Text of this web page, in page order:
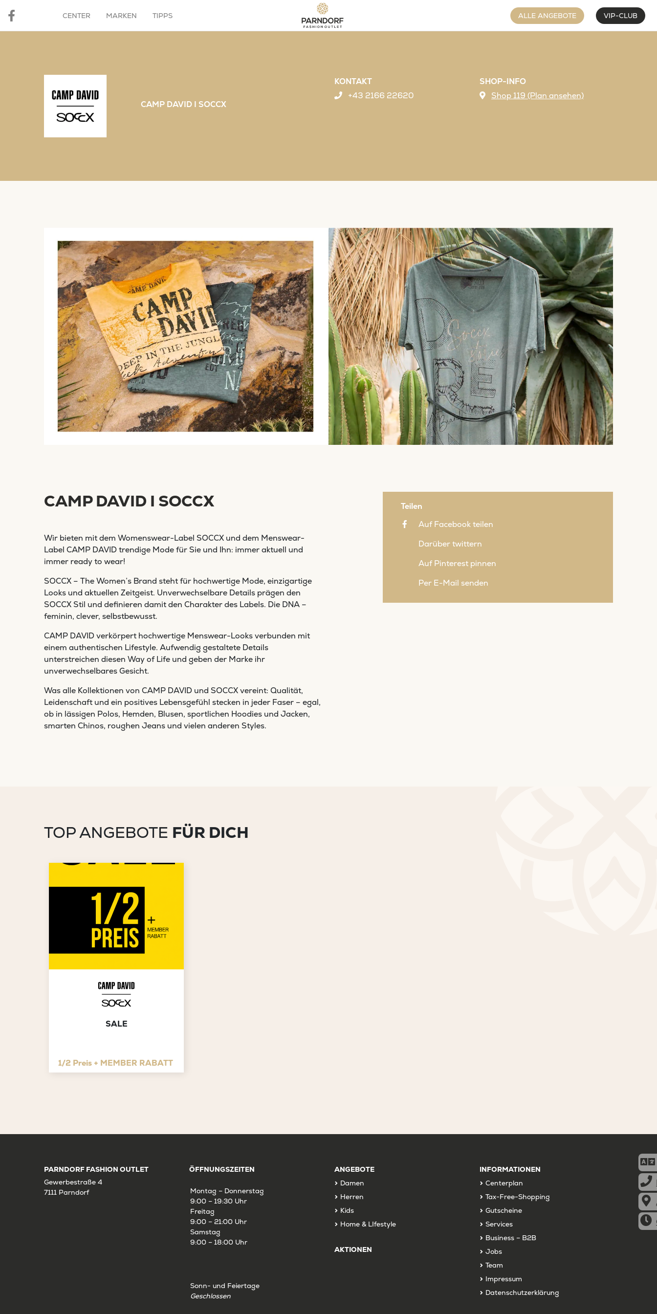
CENTER MARKEN TIPPS ALLE ANGEBOTE VIP-CLUB
CAMP DAVID I SOCCX
KONTAKT
+43 2166 22620
SHOP-INFO
Shop 119 (Plan ansehen)
CAMP DAVID I SOCCX
Wir bieten mit dem Womenswear-Label SOCCX und dem Menswear-
Label CAMP DAVID trendige Mode für Sie und Ihn: immer aktuell und
immer ready to wear!
SOCCX – The Women’s Brand steht für hochwertige Mode, einzigartige
Looks und aktuellen Zeitgeist. Unverwechselbare Details prägen den
SOCCX Stil und definieren damit den Charakter des Labels. Die DNA –
feminin, clever, selbstbewusst.
CAMP DAVID verkörpert hochwertige Menswear-Looks verbunden mit
einem authentischen Lifestyle. Aufwendig gestaltete Details
unterstreichen diesen Way of Life und geben der Marke ihr
unverwechselbares Gesicht.
Was alle Kollektionen von CAMP DAVID und SOCCX vereint: Qualität,
Leidenschaft und ein positives Lebensgefühl stecken in jeder Faser – egal,
ob in lässigen Polos, Hemden, Blusen, sportlichen Hoodies und Jacken,
smarten Chinos, roughen Jeans und vielen anderen Styles.
Teilen
Auf Facebook teilen
Darüber twittern
Auf Pinterest pinnen
Per E-Mail senden
TOP ANGEBOTE FÜR DICH
SALE
1/2 Preis + MEMBER RABATT
PARNDORF FASHION OUTLET
Gewerbestraße 4
7111 Parndorf
ÖFFNUNGSZEITEN
Montag – Donnerstag
9:00 – 19:30 Uhr
Freitag
9:00 – 21:00 Uhr
Samstag
9:00 – 18:00 Uhr
Sonn- und Feiertage
Geschlossen
ANGEBOTE
Damen
Herren
Kids
Home & LIfestyle
AKTIONEN
INFORMATIONEN
Centerplan
Tax-Free-Shopping
Gutscheine
Services
Business – B2B
Jobs
Team
Impressum
Datenschutzerklärung